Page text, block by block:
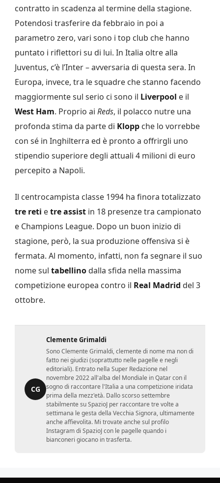
contratto in scadenza al termine della stagione.
Potendosi trasferire da febbraio in poi a
parametro zero, vari sono i top club che hanno
puntato i riflettori su di lui. In Italia oltre alla
Juventus, c’è l’Inter – avversaria di questa sera. In
Europa, invece, tra le squadre che stanno facendo
maggiormente sul serio ci sono il Liverpool e il
West Ham. Proprio ai Reds, il polacco nutre una
profonda stima da parte di Klopp che lo vorrebbe
con sé in Inghilterra ed è pronto a offrirgli uno
stipendio superiore degli attuali 4 milioni di euro
percepito a Napoli.
Il centrocampista classe 1994 ha finora totalizzato
tre reti etre assist in 18 presenze tra campionato
e Champions League. Dopo un buon inizio di
stagione, però, la sua produzione offensiva si è
fermata. Al momento, infatti, non fa segnare il suo
nome sul tabellino dalla sfida nella massima
competizione europea contro il Real Madrid del 3
ottobre.
CG
Clemente Grimaldi
Sono Clemente Grimaldi, clemente di nome ma non di
fatto nei giudizi (soprattutto nelle pagelle e negli
editoriali). Entrato nella Super Redazione nel
novembre 2022 all'alba del Mondiale in Qatar con il
sogno di raccontare l'Italia a una competizione iridata
prima della mezz'età. Dallo scorso settembre
stabilmente su SpazioJ per raccontare tre volte a
settimana le gesta della Vecchia Signora, ultimamente
anche affievolita. Mi trovate anche sul profilo
Instagram di SpazioJ con le pagelle quando i
bianconeri giocano in trasferta.